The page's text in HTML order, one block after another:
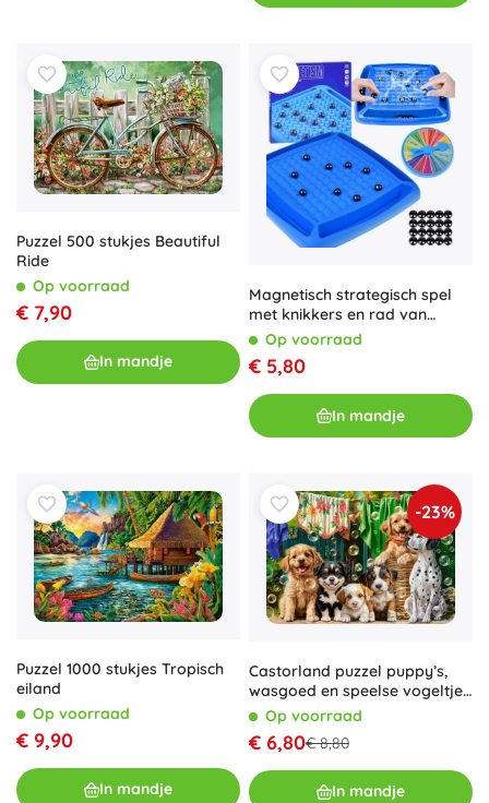
Puzzel 500 stukjes Beautiful
Ride
Op voorraad
€ 7,90
In mandje
Magnetisch strategisch spel
met knikkers en rad van
fortuin voor het gezin
Op voorraad
€ 5,80
In mandje
Puzzel 1000 stukjes Tropisch
eiland
Op voorraad
€ 9,90
In mandje
-23%
Castorland puzzel puppy’s,
wasgoed en speelse vogeltjes
500 stukjes
Op voorraad
€ 6,80€ 8,80
In mandje